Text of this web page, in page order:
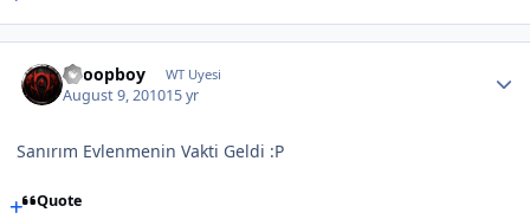
Snoopboy WT Uyesi
August 9, 201015 yr
Sanırım Evlenmenin Vakti Geldi :P
Quote